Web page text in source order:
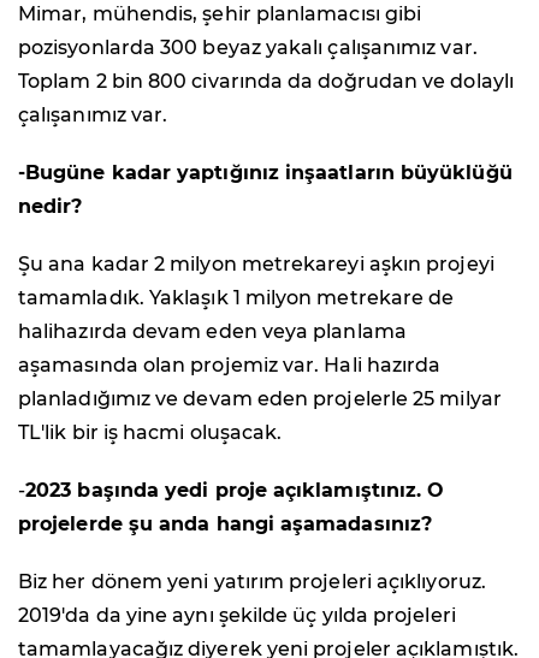
Mimar, mühendis, şehir planlamacısı gibi
pozisyonlarda 300 beyaz yakalı çalışanımız var.
Toplam 2 bin 800 civarında da doğrudan ve dolaylı
çalışanımız var.
-Bugüne kadar yaptığınız inşaatların büyüklüğü
nedir?
Şu ana kadar 2 milyon metrekareyi aşkın projeyi
tamamladık. Yaklaşık 1 milyon metrekare de
halihazırda devam eden veya planlama
aşamasında olan projemiz var. Hali hazırda
planladığımız ve devam eden projelerle 25 milyar
TL'lik bir iş hacmi oluşacak.
-2023 başında yedi proje açıklamıştınız. O
projelerde şu anda hangi aşamadasınız?
Biz her dönem yeni yatırım projeleri açıklıyoruz.
2019'da da yine aynı şekilde üç yılda projeleri
tamamlayacağız diyerek yeni projeler açıklamıştık.